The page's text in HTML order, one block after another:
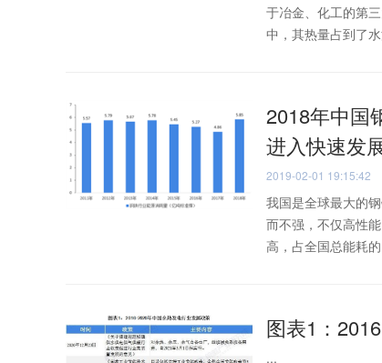
于冶金、化工的第
中，其热量占到了
2018年中国
进入快速发
2019-02-01 19:15:42
我国是全球最大的
而不强，不仅高性
高，占全国总能耗
图表1：
...